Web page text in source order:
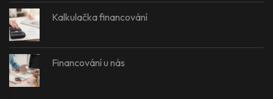
Kalkulačka financování
Financování u nás